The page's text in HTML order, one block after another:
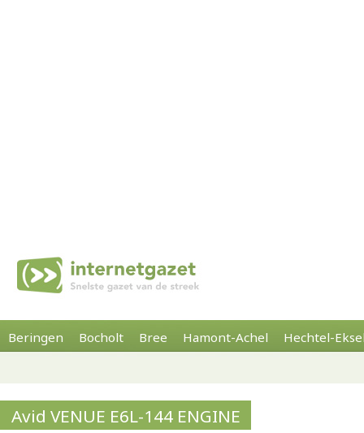
Beringen Bocholt Bree Hamont-Achel Hechtel-
Avid VENUE E6L-144 ENGINE